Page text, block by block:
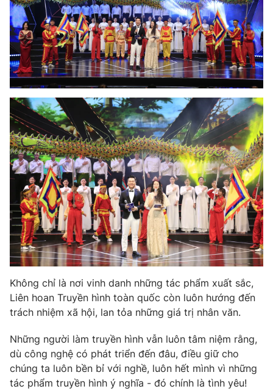
Không chỉ là nơi vinh danh những tác phẩm xuất sắc,
Liên hoan Truyền hình toàn quốc còn luôn hướng đến
trách nhiệm xã hội, lan tỏa những giá trị nhân văn.
Những người làm truyền hình vẫn luôn tâm niệm rằng,
dù công nghệ có phát triển đến đâu, điều giữ cho
chúng ta luôn bền bỉ với nghề, luôn hết mình vì những
tác phẩm truyền hình ý nghĩa - đó chính là tình yêu!